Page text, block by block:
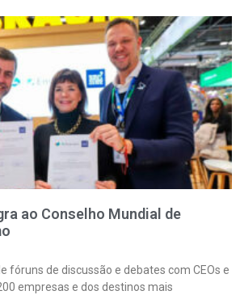
ao Conselho Mundial de
fóruns de discussão e debates com CEOs e
empresas e dos destinos mais